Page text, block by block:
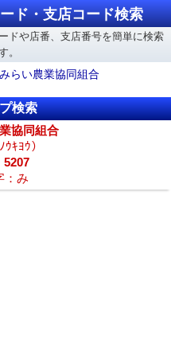
ド・支店コード検索
ドや店番、支店番号を簡単に検索
。
らい農業協同組合
検索
協同組合
ｳｷﾖｳ）
5207
：み